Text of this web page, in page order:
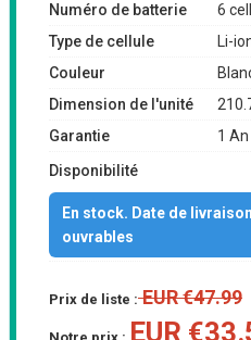
Numéro de batterie
6
Type de cellule
Li-
Couleur
Dimension de l'unité
Garantie
1 An
Disponibilité
En stock. Date de
ouvrables
Prix de liste :EUR €47.99
EUR